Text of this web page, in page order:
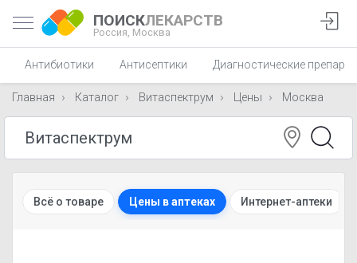
ПОИСКЛЕКАРСТВ
Россия, Москва
Антибиотики Антисептики Диагностические
Главная Каталог Витаспектрум Цены Москва
Всё о товаре Цены в аптеках Интернет-аптеки